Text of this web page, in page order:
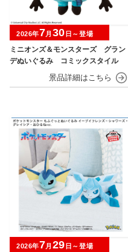
ミニオンズ＆モンスターズ グラン
デぬいぐるみ コミックスタイル
2026年7月 30 日～登場
2026年7月 29 日～登場